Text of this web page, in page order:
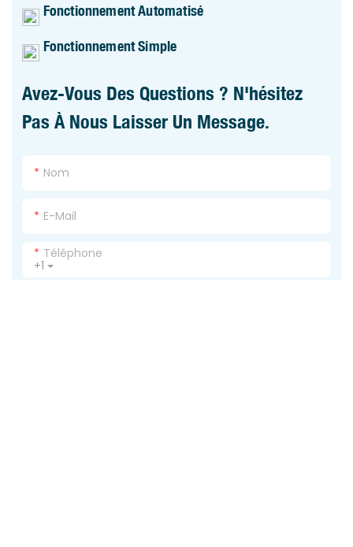
Fonctionnement Automatisé
Fonctionnement Simple
Avez-Vous Des Questions ? N'hésitez
Pas À Nous Laisser Un Message.
Nom
E-Mail
+1
Téléphone